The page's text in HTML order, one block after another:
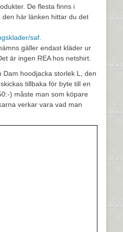
De flesta finns i
den här länken hittar du det
saf
gäller endast kläder ur
är ingen REA hos netshirt.
Dam hoodjacka storlek L, den
tillbaka för byte till en
) måste man som köpare
verkar vara vad man